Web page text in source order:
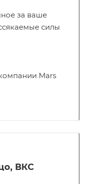
за ваше
силы
Mars
ВКС